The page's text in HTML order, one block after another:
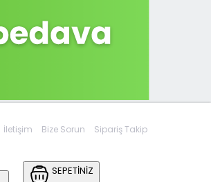
İletişim Bize Sorun Sipariş Takip
SEPETİNİZ